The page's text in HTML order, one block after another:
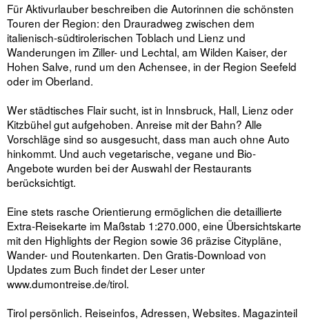
Für Aktivurlauber beschreiben die Autorinnen die schönsten
Touren der Region: den Drauradweg zwischen dem
italienisch-südtirolerischen Toblach und Lienz und
Wanderungen im Ziller- und Lechtal, am Wilden Kaiser, der
Hohen Salve, rund um den Achensee, in der Region Seefeld
oder im Oberland.
Wer städtisches Flair sucht, ist in Innsbruck, Hall, Lienz oder
Kitzbühel gut aufgehoben. Anreise mit der Bahn? Alle
Vorschläge sind so ausgesucht, dass man auch ohne Auto
hinkommt. Und auch vegetarische, vegane und Bio-
Angebote wurden bei der Auswahl der Restaurants
berücksichtigt.
Eine stets rasche Orientierung ermöglichen die detaillierte
Extra-Reisekarte im Maßstab 1:270.000, eine Übersichtskarte
mit den Highlights der Region sowie 36 präzise Citypläne,
Wander- und Routenkarten. Den Gratis-Download von
Updates zum Buch findet der Leser unter
www.dumontreise.de/tirol.
Tirol persönlich. Reiseinfos, Adressen, Websites. Magazinteil